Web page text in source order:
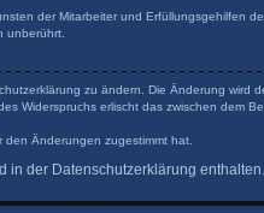
der Mitarbeiter und Erfüllungsgehilfen
unberührt.
zu ändern. Die Änderung wird
Widerspruchs erlischt das zwischen dem
Änderungen zugestimmt hat.
in der Datenschutzerklärung enthalten.